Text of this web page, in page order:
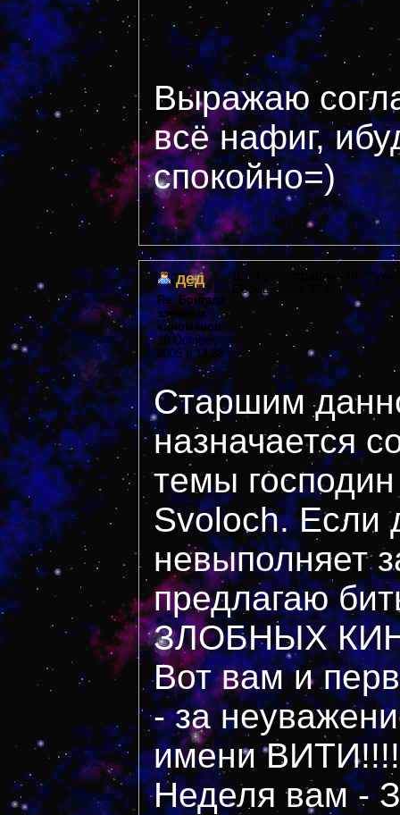
Выражаю
всё нафиг,
спокойно=)
дед
Re: Бригада
злобных
киноманов
19 October,
2005 в 14:58
Дата регистрации: 39
Сообщений: 274
Старшим
назначается
темы
Svoloch. Если
невыполняет
предлагаю
ЗЛОБНЫХ
Вот вам и
- за
имени
Неделя вам -